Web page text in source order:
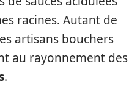
racines. Autant de
artisans bouchers
au rayonnement des
.